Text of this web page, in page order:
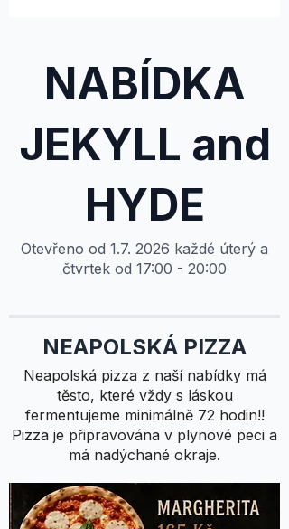
NABÍDKA
JEKYLL and
HYDE
Otevřeno od 1.7. 2026 každé úterý a
čtvrtek od 17:00 - 20:00
NEAPOLSKÁ PIZZA
Neapolská pizza z naší nabídky má
těsto, které vždy s láskou
fermentujeme minimálně 72 hodin!!
Pizza je připravována v plynové peci a
má nadýchané okraje.